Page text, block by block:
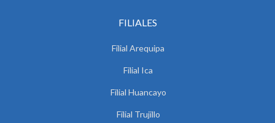
FILIALES
Filial Arequipa
Filial Ica
Filial Huancayo
Filial Trujillo